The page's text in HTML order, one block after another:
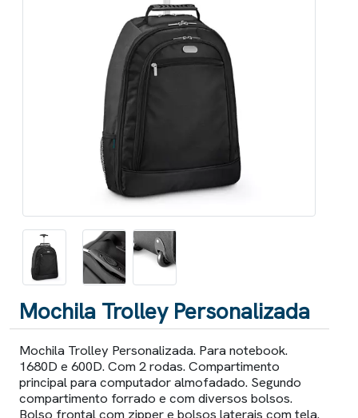
Mochila Trolley Personalizada
Mochila Trolley Personalizada. Para notebook.
1680D e 600D. Com 2 rodas. Compartimento
principal para computador almofadado. Segundo
compartimento forrado e com diversos bolsos.
Bolso frontal com zipper e bolsos laterais com tela.